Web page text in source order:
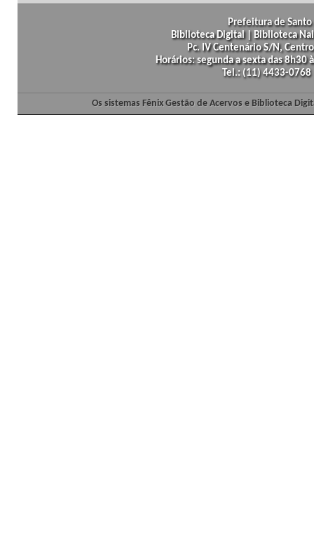
Prefeitura de
Biblioteca Digital | Biblioteca
Pc. IV Centenário S/N,
Horários: segunda a sexta das
Tel.: (11) 4433-
Os sistemas Fênix Gestão de Acervos e Biblioteca